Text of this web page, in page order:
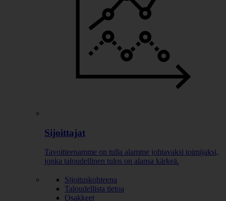
Sijoittajat
Tavoitteenamme on tulla alamme johtavaksi toimijaksi,
jonka taloudellinen tulos on alansa kärkeä.
Sijoituskohteena
Taloudellista tietoa
Osakkeet